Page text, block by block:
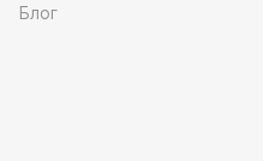
Блог